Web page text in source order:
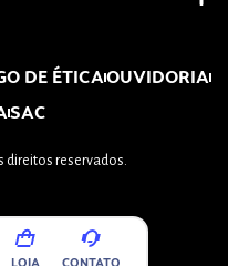
DE ÉTICAOUVIDORIA
SAC
direitos reservados.
LOJA CONTATO